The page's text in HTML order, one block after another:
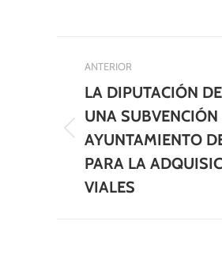
entre
publicaciones
ANTERIOR
Publicación
anterior:
LA DIPUTACIÓN
UNA
AYUNTAMIENTO
PARA LA
VIALES